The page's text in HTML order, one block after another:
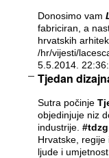
Donosimo vam
fabriciran, a
hrvatskih
/hr/vijesti/
5.5.2014.
Tjedan
Sutra počinje
objedinjuje niz
industrije. #tdzg
Hrvatske, regije
ljude i